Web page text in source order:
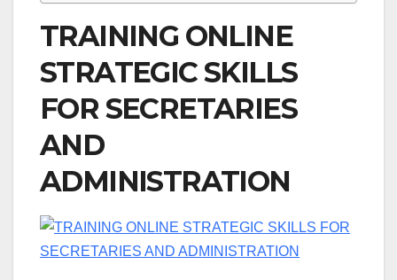
TRAINING ONLINE
STRATEGIC SKILLS
FOR SECRETARIES
AND
ADMINISTRATION